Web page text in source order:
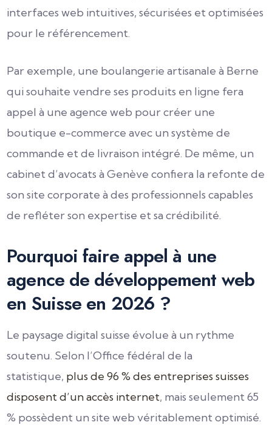
interfaces web intuitives, sécurisées et optimisées
pour le référencement.
Par exemple, une boulangerie artisanale à Berne
qui souhaite vendre ses produits en ligne fera
appel à une agence web pour créer une
boutique e-commerce avec un système de
commande et de livraison intégré. De même, un
cabinet d’avocats à Genève confiera la refonte de
son site corporate à des professionnels capables
de refléter son expertise et sa crédibilité.
Pourquoi faire appel à une
agence de développement web
en Suisse en 2026 ?
Le paysage digital suisse évolue à un rythme
soutenu. Selon l’Office fédéral de la
statistique, plus de 96 % des entreprises suisses
disposent d’un accès internet, mais seulement 65
% possèdent un site web véritablement optimisé.